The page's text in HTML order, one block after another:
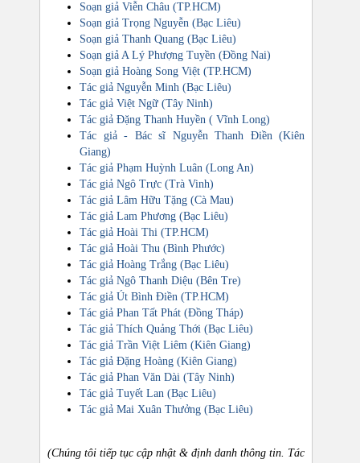
Soạn giả Viễn Châu (TP.HCM)
Soạn giả Trọng Nguyễn (Bạc Liêu)
Soạn giả Thanh Quang (Bạc Liêu)
Soạn giả A Lý Phượng Tuyền (Đồng Nai)
Soạn giả Hoàng Song Việt (TP.HCM)
Tác giả Nguyễn Minh (Bạc Liêu)
Tác giả Việt Ngữ (Tây Ninh)
Tác giả Đặng Thanh Huyền ( Vĩnh Long)
Tác giả - Bác sĩ Nguyễn Thanh Điền (Kiên
Giang)
Tác giả Phạm Huỳnh Luân (Long An)
Tác giả Ngô Trực (Trà Vinh)
Tác giả Lâm Hữu Tặng (Cà Mau)
Tác giả Lam Phương (Bạc Liêu)
Tác giả Hoài Thi (TP.HCM)
Tác giả Hoài Thu (Bình Phước)
Tác giả Hoàng Trắng (Bạc Liêu)
Tác giả Ngô Thanh Diệu (Bên Tre)
Tác giả Út Bình Điền (TP.HCM)
Tác giả Phan Tất Phát (Đồng Tháp)
Tác giả Thích Quảng Thới (Bạc Liêu)
Tác giả Trần Việt Liêm (Kiên Giang)
Tác giả Đặng Hoàng (Kiên Giang)
Tác giả Phan Văn Dài (Tây Ninh)
Tác giả Tuyết Lan (Bạc Liêu)
Tác giả Mai Xuân Thưởng (Bạc Liêu)
(Chúng tôi tiếp tục cập nhật & định danh thông tin. Tác